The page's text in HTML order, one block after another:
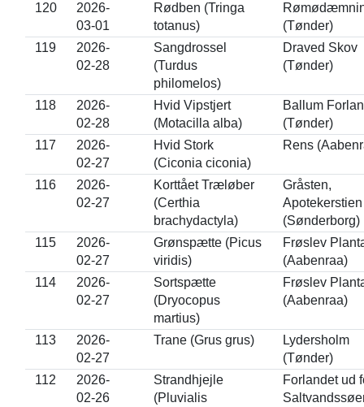
120
2026-
03-01
Rødben (Tringa
totanus)
(Tønder)
119
2026-
02-28
Sangdrossel
(Turdus
philomelos)
Draved Skov
(Tønder)
118
2026-
02-28
Hvid Vipstjert
(Motacilla alba)
Ballum
(Tønder)
117
2026-
02-27
Hvid Stork
(Ciconia ciconia)
Rens
116
2026-
02-27
Korttået Træløber
(Certhia
brachydactyla)
Gråsten,
Apotekerstien
(Sønderborg)
115
2026-
02-27
Grønspætte (Picus
viridis)
Frøslev
(Aabenraa)
114
2026-
02-27
Sortspætte
(Dryocopus
martius)
Frøslev
(Aabenraa)
113
2026-
02-27
Trane (Grus grus)
Lydersholm
(Tønder)
112
2026-
02-26
Strandhjejle
(Pluvialis
Forlandet ud